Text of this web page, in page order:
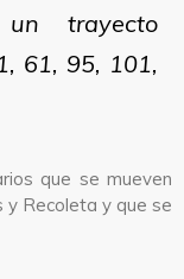
trayecto
61, 95, 101,
que se mueven
Recoleta y que se